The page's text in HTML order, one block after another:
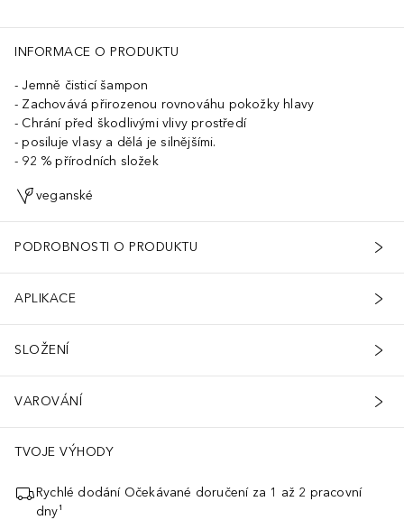
INFORMACE O PRODUKTU
Jemně čisticí šampon
Zachovává přirozenou rovnováhu pokožky hlavy
Chrání před škodlivými vlivy prostředí
posiluje vlasy a dělá je silnějšími.
92 % přírodních složek
veganské
PODROBNOSTI O PRODUKTU
APLIKACE
SLOŽENÍ
VAROVÁNÍ
TVOJE VÝHODY
Rychlé dodání Očekávané doručení za 1 až 2 pracovní
dny¹